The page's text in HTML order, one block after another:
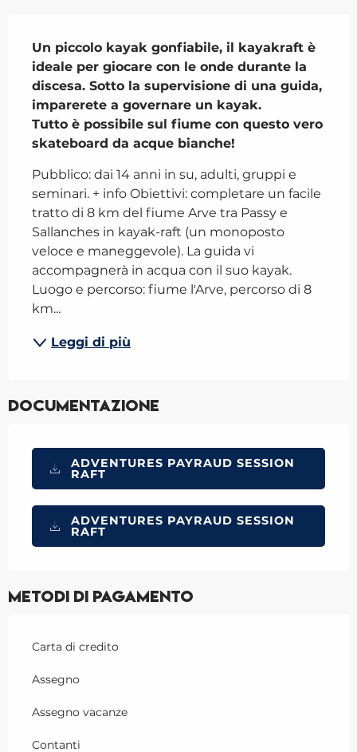
Un piccolo kayak gonfiabile, il kayakraft è
ideale per giocare con le onde durante la
discesa. Sotto la supervisione di una guida,
imparerete a governare un kayak.
Tutto è possibile sul fiume con questo vero
skateboard da acque bianche!
Pubblico: dai 14 anni in su, adulti, gruppi e
seminari. + info Obiettivi: completare un facile
tratto di 8 km del fiume Arve tra Passy e
Sallanches in kayak-raft (un monoposto
veloce e maneggevole). La guida vi
accompagnerà in acqua con il suo kayak.
Luogo e percorso: fiume l'Arve, percorso di 8
km...
Leggi di più
Documentazione
ADVENTURES PAYRAUD SESSION
RAFT
ADVENTURES PAYRAUD SESSION
RAFT
Metodi di pagamento
Carta di credito
Assegno
Assegno vacanze
Contanti